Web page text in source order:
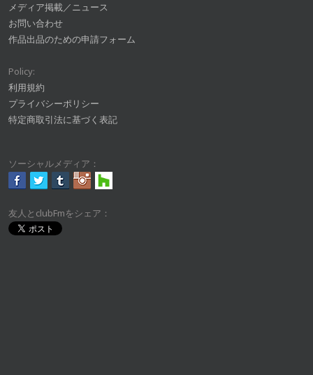
メディア掲載／ニュース
お問い合わせ
作品出品のための申請フォーム
Policy:
利用規約
プライバシーポリシー
特定商取引法に基づく表記
ソーシャルメディア：
友人とclubFmをシェア：